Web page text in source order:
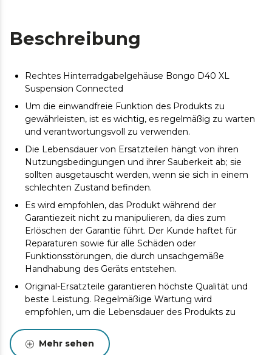
Beschreibung
Rechtes Hinterradgabelgehäuse Bongo D40 XL
Suspension Connected
Um die einwandfreie Funktion des Produkts zu
gewährleisten, ist es wichtig, es regelmäßig zu warten
und verantwortungsvoll zu verwenden.
Die Lebensdauer von Ersatzteilen hängt von ihren
Nutzungsbedingungen und ihrer Sauberkeit ab; sie
sollten ausgetauscht werden, wenn sie sich in einem
schlechten Zustand befinden.
Es wird empfohlen, das Produkt während der
Garantiezeit nicht zu manipulieren, da dies zum
Erlöschen der Garantie führt. Der Kunde haftet für
Reparaturen sowie für alle Schäden oder
Funktionsstörungen, die durch unsachgemäße
Handhabung des Geräts entstehen.
Original-Ersatzteile garantieren höchste Qualität und
beste Leistung. Regelmäßige Wartung wird
empfohlen, um die Lebensdauer des Produkts zu
Mehr sehen